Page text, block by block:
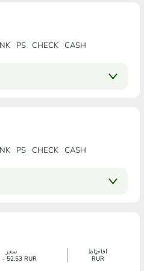
PS CHECK CASH
PS CHECK CASH
سغر
- 52.53 RUR
افاحتٍاظ
RUR